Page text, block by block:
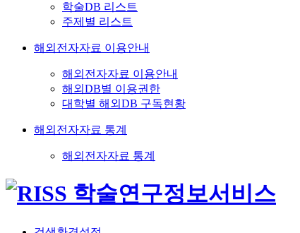
학술DB 리스트
주제별 리스트
해외전자자료 이용안내
해외전자자료 이용안내
해외DB별 이용권한
대학별 해외DB 구독현황
해외전자자료 통계
해외전자자료 통계